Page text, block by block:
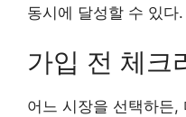
동시에 달성할 수 있다.
가입 전 체크
어느 시장을 선택하든,